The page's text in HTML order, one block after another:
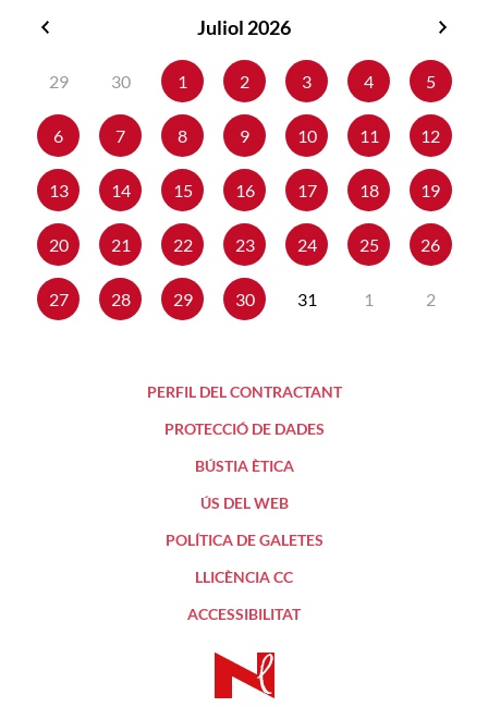
Juliol 2026
29
30 1 2 3 4 5
6 7 8 9 10 11 12
13 14 15 16 17 18 19
20 21 22 23 24 25 26
27 28 29 30 31 1 2
PERFIL DEL CONTRACTANT
PROTECCIÓ DE DADES
BÚSTIA ÈTICA
ÚS DEL WEB
POLÍTICA DE GALETES
LLICÈNCIA CC
ACCESSIBILITAT